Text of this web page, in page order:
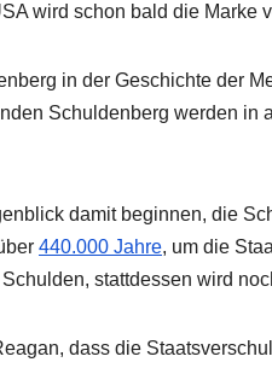
wird schon bald die Marke
in der Geschichte der
Schuldenberg werden in
damit beginnen, die
440.000 Jahre, um die
stattdessen wird
dass die